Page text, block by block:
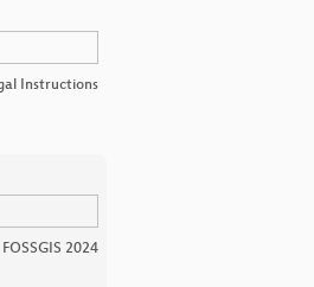
Instructions
FOSSGIS 2024